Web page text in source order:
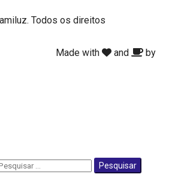
Todos os direitos
Made with
and
by
Pesquisar